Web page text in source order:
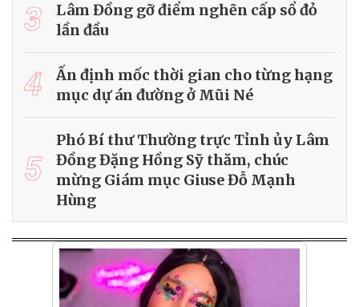
3
Lâm Đồng gỡ điểm nghẽn cấp sổ đỏ
lần đầu
4
Ấn định mốc thời gian cho từng hạng
mục dự án đường ở Mũi Né
5
Phó Bí thư Thường trực Tỉnh ủy Lâm
Đồng Đặng Hồng Sỹ thăm, chúc
mừng Giám mục Giuse Đỗ Mạnh
Hùng